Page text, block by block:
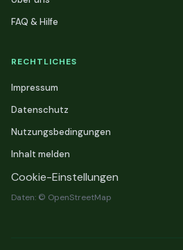
FAQ & Hilfe
RECHTLICHES
Impressum
Datenschutz
Nutzungsbedingungen
Inhalt melden
Cookie-Einstellungen
Daten: © OpenStreetMap